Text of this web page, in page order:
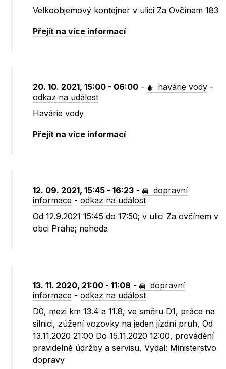
Velkoobjemový kontejner v ulici Za Ovčínem 183
Přejít na více informací
20. 10. 2021, 15:00 - 06:00 - havárie vody -
odkaz na událost
Havárie vody
Přejít na více informací
12. 09. 2021, 15:45 - 16:23 -
dopravní
informace -odkaz na událost
Od 12.9.2021 15:45 do 17:50; v ulici Za ovčínem v
obci Praha; nehoda
13. 11. 2020, 21:00 - 11:08 -
dopravní
informace -odkaz na událost
D0, mezi km 13.4 a 11.8, ve směru D1, práce na
silnici, zúžení vozovky na jeden jízdní pruh, Od
13.11.2020 21:00 Do 15.11.2020 12:00, provádění
pravidelné údržby a servisu, Vydal: Ministerstvo
dopravy